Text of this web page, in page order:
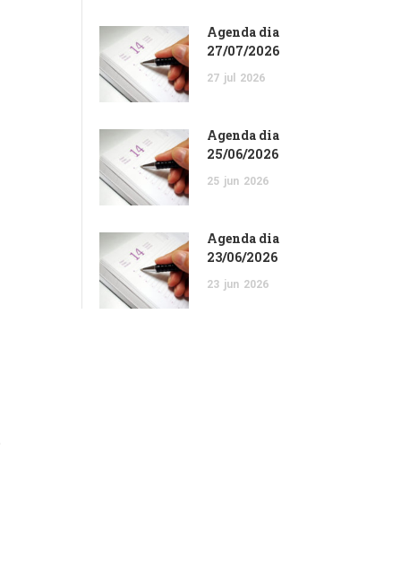
Agenda dia
27/07/2026
27 jul 2026
Agenda dia
25/06/2026
25 jun 2026
Agenda dia
23/06/2026
23 jun 2026